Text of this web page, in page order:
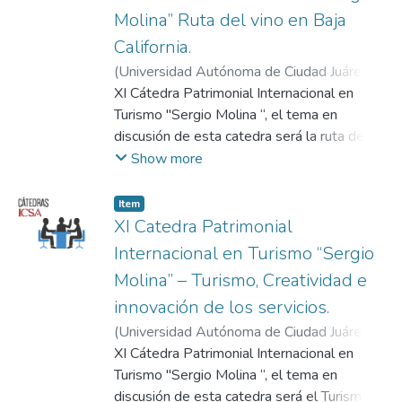
Administración (ICSA) de la Universidad
Autónoma de Ciudad Juárez(UACJ).
Molina” Ruta del vino en Baja
California.
(Universidad Autónoma de Ciudad Juárez
2019-09-26)UNIVERSIDAD
AUTÓNOMA DE CIUDAD JUÁREZ
XI Cátedra Patrimonial Internacional en
Turismo "Sergio Molina “, el tema en
discusión de esta catedra será la ruta del
vino en Baja California impartido por la Dra.
septiembre del 2019, evento realizado por
el Cuerpo Académico de 31 Estudios sobre
Turismo y Tiempo Libre del Instituto de
Ciencias Sociales y Administración (ICSA)
de la Universidad Autónoma de Ciudad
Juárez(UACJ).
Show more
Item
XI Catedra Patrimonial
Internacional en Turismo “Sergio
Molina” – Turismo, Creatividad e
innovación de los servicios.
(Universidad Autónoma de Ciudad Juárez
2019-09-24)UNIVERSIDAD
AUTÓNOMA DE CIUDAD JUÁREZ
XI Cátedra Patrimonial Internacional en
Turismo "Sergio Molina “, el tema en
discusión de esta catedra será el Turismo,